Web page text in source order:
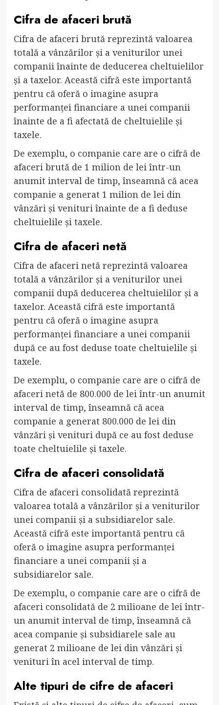
Cifra de afaceri brută
Cifra de afaceri brută reprezintă valoarea
totală a vânzărilor și a veniturilor unei
companii înainte de deducerea cheltuielilor
și a taxelor. Această cifră este importantă
pentru că oferă o imagine asupra
performanței financiare a unei companii
înainte de a fi afectată de cheltuielile și
taxele.
De exemplu, o companie care are o cifră de
afaceri brută de 1 milion de lei într-un
anumit interval de timp, înseamnă că acea
companie a generat 1 milion de lei din
vânzări și venituri înainte de a fi deduse
cheltuielile și taxele.
Cifra de afaceri netă
Cifra de afaceri netă reprezintă valoarea
totală a vânzărilor și a veniturilor unei
companii după deducerea cheltuielilor și a
taxelor. Această cifră este importantă
pentru că oferă o imagine asupra
performanței financiare a unei companii
după ce au fost deduse toate cheltuielile și
taxele.
De exemplu, o companie care are o cifră de
afaceri netă de 800.000 de lei într-un anumit
interval de timp, înseamnă că acea
companie a generat 800.000 de lei din
vânzări și venituri după ce au fost deduse
toate cheltuielile și taxele.
Cifra de afaceri consolidată
Cifra de afaceri consolidată reprezintă
valoarea totală a vânzărilor și a veniturilor
unei companii și a subsidiarelor sale.
Această cifră este importantă pentru că
oferă o imagine asupra performanței
financiare a unei companii și a
subsidiarelor sale.
De exemplu, o companie care are o cifră de
afaceri consolidată de 2 milioane de lei într-
un anumit interval de timp, înseamnă că
acea companie și subsidiarele sale au
generat 2 milioane de lei din vânzări și
venituri în acel interval de timp.
Alte tipuri de cifre de afaceri